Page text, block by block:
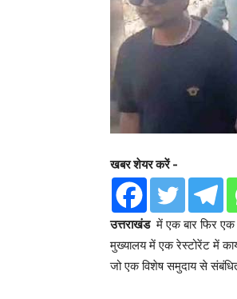
खबर शेयर करें -
उत्तराखंडमें एक बार फिर एक
मुख्यालय में एक रेस्टोरेंट में
जो एक विशेष समुदाय से